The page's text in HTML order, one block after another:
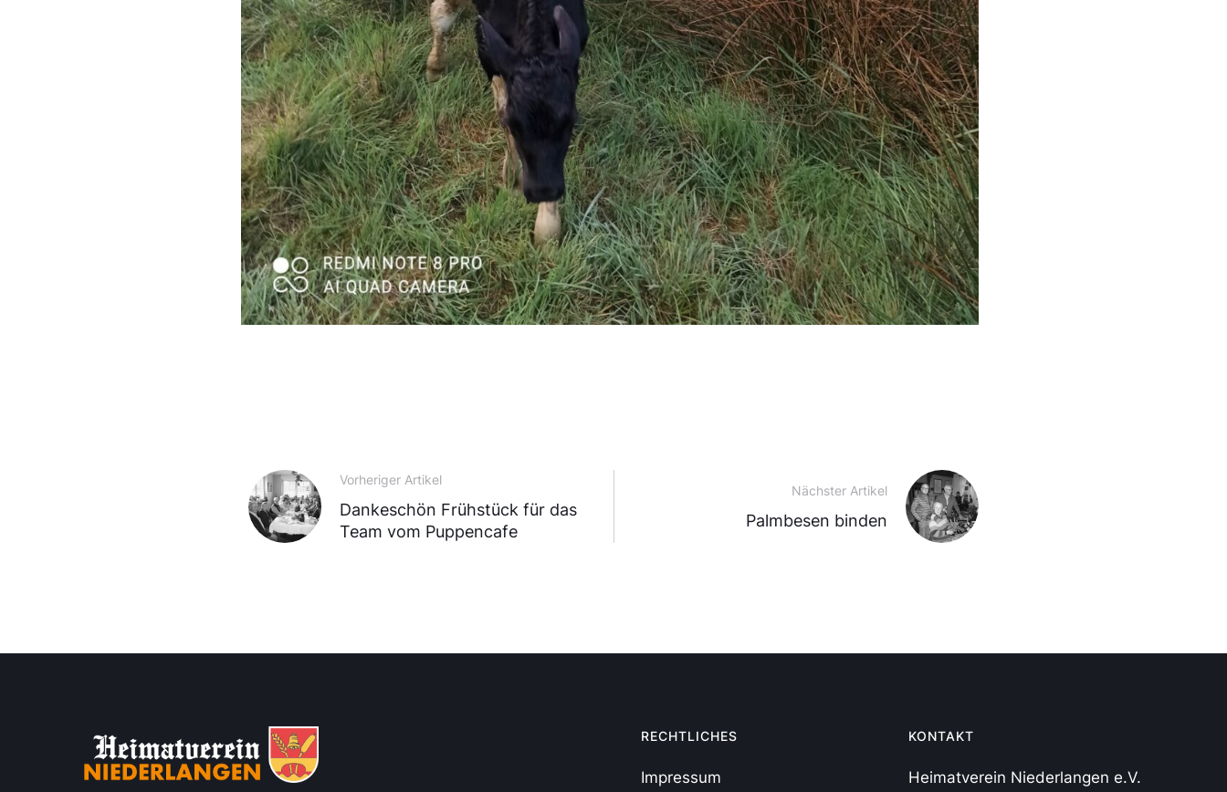
Vorheriger Artikel
Dankeschön Frühstück für das
Team vom Puppencafe
Nächster Artikel
Palmbesen binden
RECHTLICHES
Impressum
KONTAKT
Heimatverein Niederlangen e.V.